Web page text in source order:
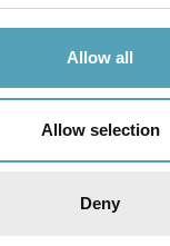
Allow all
Allow selection
Deny
BRILLIANT
450 kr